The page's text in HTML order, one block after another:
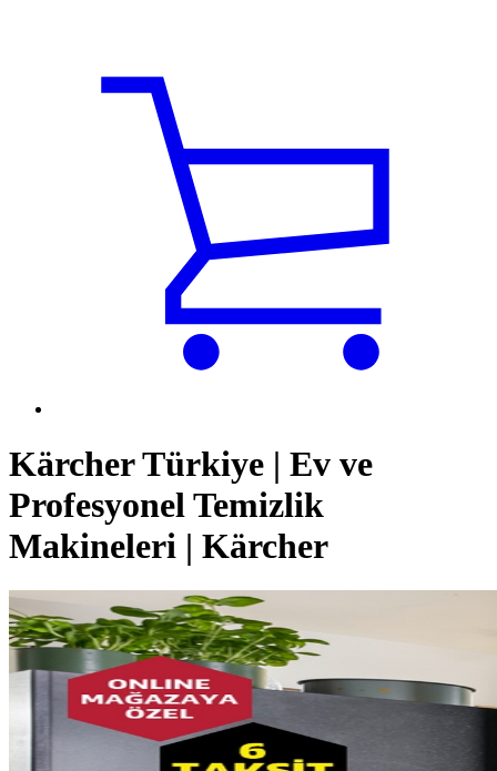
Kärcher Türkiye | Ev ve
Profesyonel Temizlik
Makineleri | Kärcher